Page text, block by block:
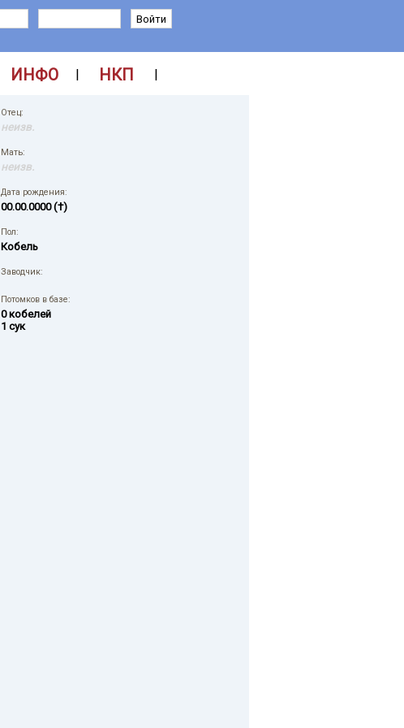
ИНФО | НКП |
Отец:
неизв.
Мать:
неизв.
Дата рождения:
00.00.0000 (†)
Пол:
Кобель
Заводчик:
Потомков в базе:
0 кобелей
1 сук